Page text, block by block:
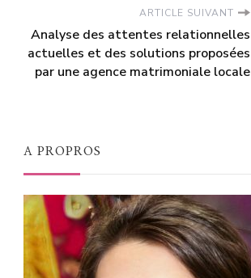
ARTICLE SUIVANT
Analyse des attentes relationnelles
actuelles et des solutions proposées
par une agence matrimoniale locale
A PROPROS